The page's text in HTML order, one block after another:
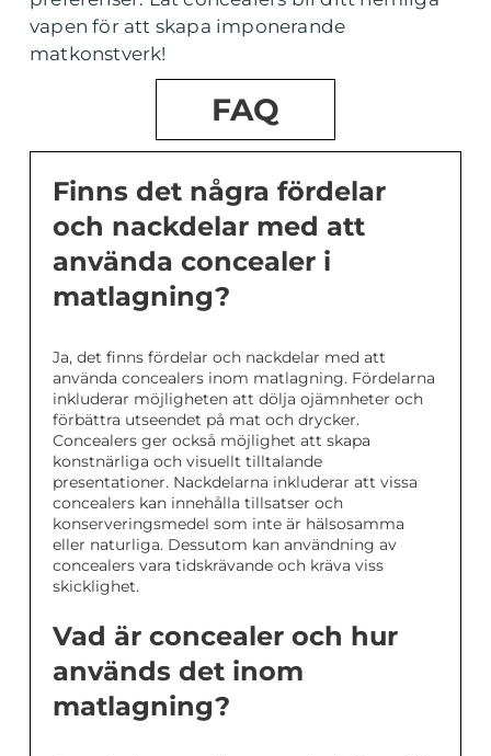
vapen för att skapa imponerande
matkonstverk!
FAQ
Finns det några fördelar
och nackdelar med att
använda concealer i
matlagning?
Ja, det finns fördelar och nackdelar med att
använda concealers inom matlagning. Fördelarna
inkluderar möjligheten att dölja ojämnheter och
förbättra utseendet på mat och drycker.
Concealers ger också möjlighet att skapa
konstnärliga och visuellt tilltalande
presentationer. Nackdelarna inkluderar att vissa
concealers kan innehålla tillsatser och
konserveringsmedel som inte är hälsosamma
eller naturliga. Dessutom kan användning av
concealers vara tidskrävande och kräva viss
skicklighet.
Vad är concealer och hur
används det inom
matlagning?